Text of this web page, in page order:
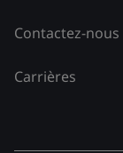
Contactez-nous
Carrières